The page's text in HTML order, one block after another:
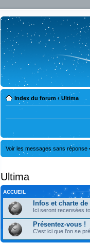
Index du forum ‹ Ultima
Voir les messages sans réponse
Ultima
ACCUEIL
Infos et charte
Ici seront recensées
Présentez-vous !
C'est ici que l'on se